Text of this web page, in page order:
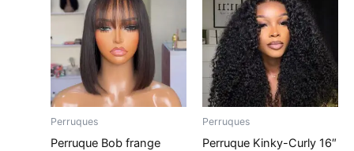
Perruques
Perruque Bob frange
Perruques
Perruque Kinky-Curly 16″